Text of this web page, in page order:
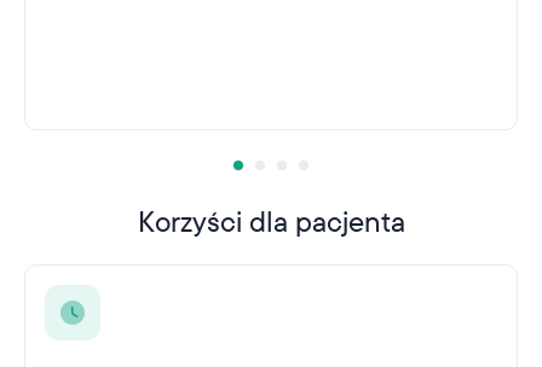
Korzyści dla pacjenta